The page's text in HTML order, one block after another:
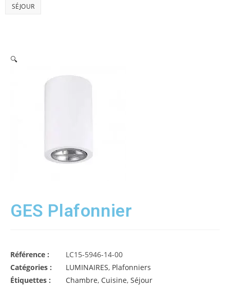
SÉJOUR
🔍
GES Plafonnier
Référence :
LC15-5946-14-00
Catégories :
LUMINAIRES, Plafonniers
Étiquettes :
Chambre, Cuisine, Séjour